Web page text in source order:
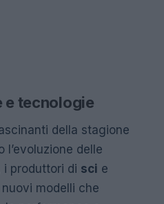
e tecnologie
della stagione
l’evoluzione delle
i produttori di sci e
modelli che